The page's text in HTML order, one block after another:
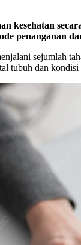
kesehatan
penanganan
sejumlah
tubuh dan